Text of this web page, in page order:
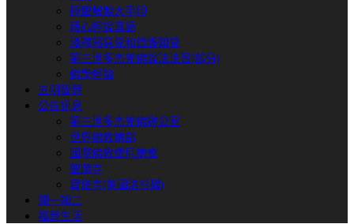
極聖解脫大手印
藉心經說真諦
淺釋邪惡見和錯誤知見
第三世多杰羌佛說法法音(部分)
佛學經論
五明智慧
公告訊息
第三世多杰羌佛辦公室
世界佛教總部
國際佛教僧尼總會
聖蹟寺
寶塔寺(美國洛杉磯)
聞一知二
福慧生活